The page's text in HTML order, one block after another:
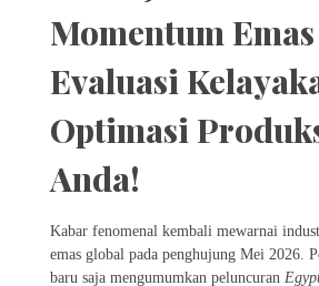
Momentum
Evaluasi
Optimasi
Anda!
Kabar fenomenal kembali mewarnai
emas global pada penghujung Mei 2026.
baru saja mengumumkan peluncuran